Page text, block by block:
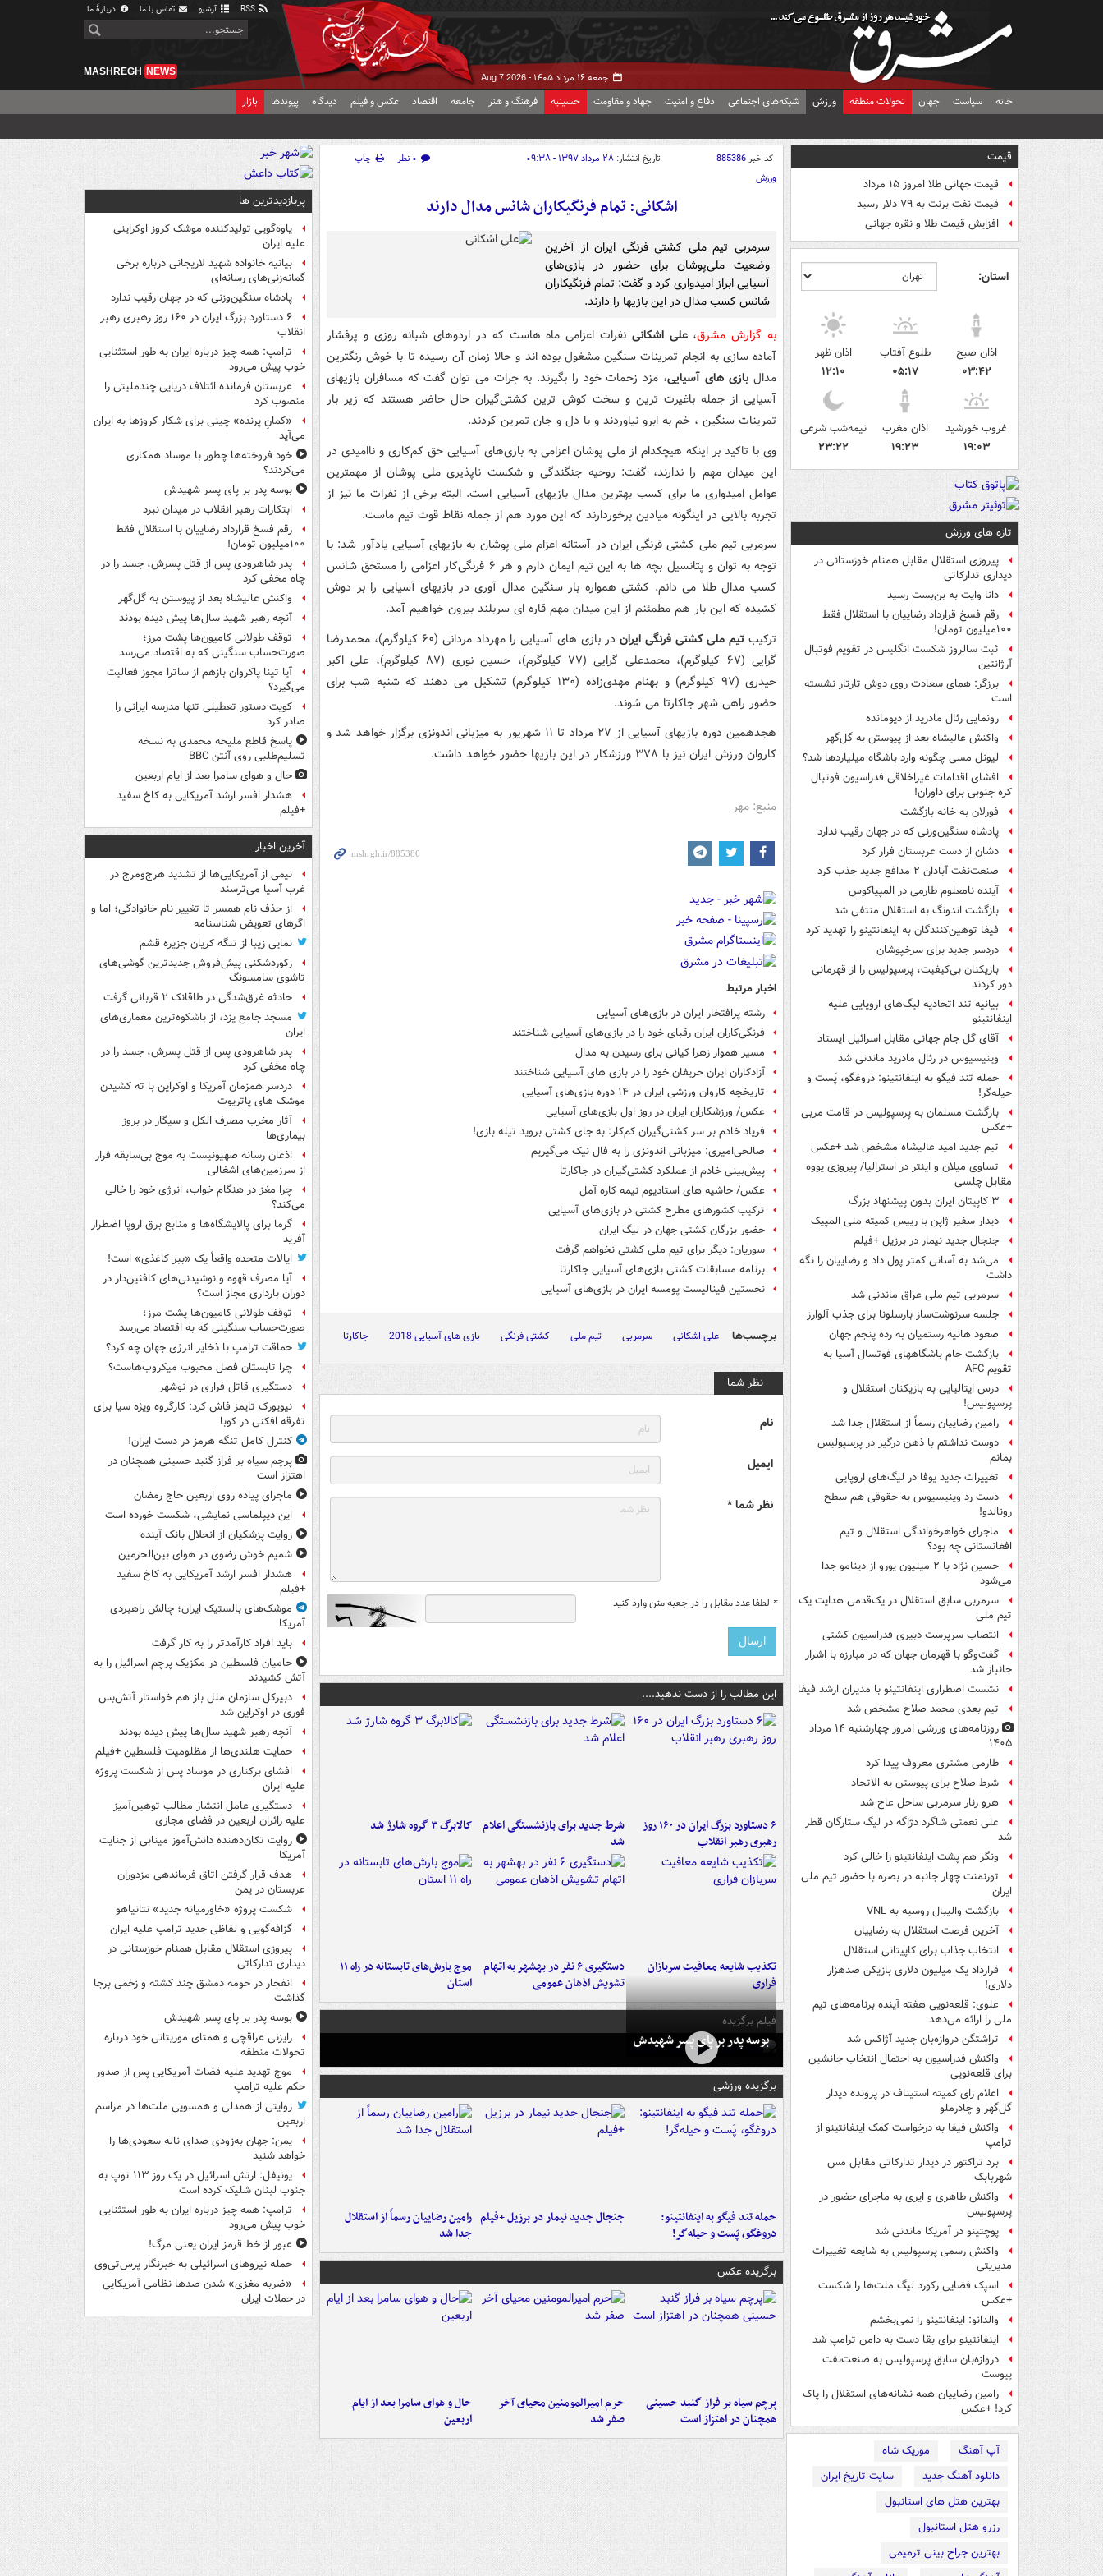
آرشیو تماس با ما دربارهٔ ما
جمعه ۱۶ مرداد ۱۴۰۵ - Aug 7 2026
MASHREGH NEWS
خانه سیاست جهان تحولات منطقه ورزش شبکه‌های اجتماعی دفاع و امنیت جهاد و مقاومت حسینیه فرهنگ و هنر جامعه اقتصاد عکس و فیلم دیدگاه پیوندها بازار
قیمت
قیمت جهانی طلا امروز ۱۵ مرداد
قیمت نفت برنت به ۷۹ دلار رسید
افزایش قیمت طلا و نقره جهانی
استان:
اذان صبح
۰۳:۴۲
طلوع آفتاب
۰۵:۱۷
اذان ظهر
۱۲:۱۰
غروب خورشید
۱۹:۰۳
اذان مغرب
۱۹:۲۳
نیمه‌شب شرعی
۲۳:۲۲
تازه های ورزش
پیروزی استقلال مقابل همنام خوزستانی در
دیداری تدارکاتی
دانا وایت به بن‌بست رسید
رقم فسخ قرارداد رضاییان با استقلال فقط
۱۰۰میلیون تومان!
ثبت سالروز شکست انگلیس در تقویم فوتبال
آرژانتین
برزگر: همای سعادت روی دوش تارتار نشسته
است
رونمایی رئال مادرید از دیومانده
واکنش عالیشاه بعد از پیوستن به گل‌گهر
لیونل مسی چگونه وارد باشگاه میلیاردها شد؟
افشای اقدامات غیراخلاقی فدراسیون فوتبال
کره جنوبی برای داوران!
فورلان به خانه بازگشت
پادشاه سنگین‌وزنی که در جهان رقیب ندارد
دشان از دست عربستان فرار کرد
صنعت‌نفت آبادان ۲ مدافع جدید جذب کرد
آینده نامعلوم طارمی در المپیاکوس
بازگشت اندونگ به استقلال منتفی شد
فیفا توهین‌کنندگان به اینفانتینو را تهدید کرد
دردسر جدید برای سرخپوشان
بازیکنان بی‌کیفیت، پرسپولیس را از قهرمانی
دور کردند
بیانیه تند اتحادیه لیگ‌های اروپایی علیه
اینفانتینو
آقای گل جام جهانی مقابل اسرائیل ایستاد
وینیسیوس در رئال مادرید ماندنی شد
حمله تند فیگو به اینفانتینو: دروغگو، پَست‌ و
حیله‌گر!
بازگشت مسلمان به پرسپولیس در قامت مربی
+عکس
تیم جدید امید عالیشاه مشخص شد +عکس
تساوی میلان و اینتر در استرالیا/ پیروزی یووه
مقابل چلسی
۳ کاپیتان ایران بدون پیشنهاد بزرگ
دیدار سفیر ژاپن با رییس کمیته ملی المپیک
جنجال جدید نیمار در برزیل +فیلم
می‌شد به آسانی کمتر پول داد و رضاییان را نگه
داشت
سرمربی تیم ملی عراق ماندنی شد
جلسه سرنوشت‌ساز بارسلونا برای جذب آلوارز
صعود هانیه رستمیان به رده پنجم جهان
بازگشت جام باشگاههای فوتسال آسیا به
تقویم AFC
درس ایتالیایی‌ به بازیکنان استقلال و
پرسپولیس!
رامین رضاییان رسماً از استقلال جدا شد
دوست نداشتم با ذهن درگیر در پرسپولیس
بمانم
تغییرات جدید یوفا در لیگ‌های اروپایی
دست رد وینیسیوس به حقوقی هم سطح
رونالدو!
ماجرای خواهرخواندگی استقلال و تیم
افغانستانی چه بود؟
حسین نژاد با ۲ میلیون یورو از دینامو جدا
می‌شود
سرمربی سابق استقلال در یک‌قدمی هدایت یک
تیم ملی
انتصاب سرپرست دبیری فدراسیون کشتی
گفت‌وگو با قهرمان جهان که در مبارزه با اشرار
جانباز شد
نشست اضطراری اینفانتینو با مدیران ارشد فیفا
تیم بعدی محمد صلاح مشخص شد
روزنامه‌های ورزشی امروز چهارشنبه ۱۴ مرداد
۱۴۰۵
طارمی مشتری معروف پیدا کرد
شرط صلاح برای پیوستن به الاتحاد
هرو رنار سرمربی ساحل عاج شد
علی نعمتی شاگرد دژاگه در لیگ ستارگان قطر
شد
ونگر هم پشت اینفانتینو را خالی کرد
تورنمنت چهار جانبه در بصره با حضور تیم ملی
ایران
بازگشت والیبال روسیه به VNL
آخرین فرصت استقلال به رضاییان
انتخاب جذاب برای کاپیتانی استقلال
قرارداد یک میلیون دلاری بازیکن صدهزار
دلاری!
علوی: قلعه‌نویی هفته آینده برنامه‌های تیم
ملی را ارائه می‌دهد
تراِشتگن دروازه‌بان جدید آژاکس شد
واکنش فدراسیون به احتمال انتخاب جانشین
برای قلعه‌نویی
اعلام رای کمیته استیناف در پرونده دیدار
گل‌گهر و چادرملو
واکنش فیفا به درخواست کمک اینفانتینو از
ترامپ
برد تراکتور در دیدار تدارکاتی مقابل مس
شهربابک
واکنش طاهری و ایری به ماجرای حضور در
پرسپولیس
پوچتینو در آمریکا ماندنی شد
واکنش رسمی پرسپولیس به شایعه تغییرات
مدیریتی
اسپک فضایی رکورد لیگ ملت‌ها را شکست
+عکس
والدانو: اینفانتینو را نمی‌بخشم
اینفانتینو برای بقا دست به دامن ترامپ شد
دروازه‌بان سابق پرسپولیس به صنعت‌نفت
پیوست
رامین رضاییان همه نشانه‌های استقلال را پاک
کرد! +عکس
آپ آهنگ
موزیک شاه
دانلود آهنگ جدید
سایت تاریخ ایران
بهترین هتل های استانبول
رزرو هتل استانبول
بهترین جراح بینی ترمیمی
کد خبر885386 تاریخ انتشار: ۲۸ مرداد ۱۳۹۷ - ۰۹:۳۸ ۰ نظر
چاپ
ورزش
اشکانی: تمام فرنگی‎کاران شانس مدال دارند
سرمربی تیم ملی کشتی فرنگی ایران از آخرین
وضعیت ملی‌پوشان برای حضور در بازی‌های
آسیایی ابراز امیدواری کرد و گفت: تمام فرنگی‎کاران
شانس کسب مدال در این بازی‎ها را دارند.
به گزارش مشرق،علی اشکانی نفرات اعزامی ماه هاست که در اردوهای شبانه روزی و پرفشار
آماده سازی به انجام تمرینات سنگین مشغول بوده اند و حالا زمان آن رسیده تا با خوش رنگترین
مدال بازی های آسیایی، مزد زحمات خود را بگیرند. به جرات می توان گفت که مسافران بازیهای
آسیایی از جمله باغیرت ترین و سخت کوش ترین کشتی‌گیران حال حاضر هستند که زیر بار
تمرینات سنگین ، خم به ابرو نیاوردند و با دل و جان تمرین کردند.
وی با تاکید بر اینکه هیچکدام از ملی پوشان اعزامی به بازی‌های آسیایی حق کم‌کاری و ناامیدی در
این میدان مهم را ندارند، گفت: روحیه جنگندگی و شکست ناپذیری ملی پوشان از مهمترین
عوامل امیدواری ما برای کسب بهترین مدال بازیهای آسیایی است. البته برخی از نفرات ما نیز از
تجربه بالایی در اینگونه میادین برخوردارند که این مورد هم از جمله نقاط قوت تیم ماست.
سرمربی تیم ملی کشتی فرنگی ایران در آستانه اعزام ملی پوشان به بازیهای آسیایی یادآور شد: با
توجه به توان و پتانسیل بچه ها به این تیم ایمان دارم و هر ۶ فرنگی‌کار اعزامی را مستحق شانس
کسب مدال طلا می دانم. کشتی همواره بار سنگین مدال آوری در بازیهای آسیایی را بر دوش
کشیده که این بار هم مطمئنم از این میدان مهم قاره ای سربلند بیرون خواهیم آمد.
ترکیب تیم ملی کشتی فرنگی ایران
در بازی های آسیایی را مهرداد مردانی (۶۰ کیلوگرم)، محمدرضا
گرایی (۶۷ کیلوگرم)، محمدعلی گرایی (۷۷ کیلوگرم)، حسین نوری (۸۷ کیلوگرم)، علی اکبر
حیدری (۹۷ کیلوگرم) و بهنام مهدی‌زاده (۱۳۰ کیلوگرم) تشکیل می دهند که شنبه شب برای
حضور راهی شهر جاکارتا می شوند.
هجدهمین دوره بازیهای آسیایی از ۲۷ مرداد تا ۱۱ شهریور به میزبانی اندونزی برگزار خواهد شد و
کاروان ورزش ایران نیز با ۳۷۸ ورزشکار در این بازیها حضور خواهد داشت.
منبع: مهر
اخبار مرتبط
رشته پرافتخار ایران در بازی‌های آسیایی
فرنگی‌کاران ایران رقبای خود را در بازی‌های آسیایی شناختند
مسیر هموار زهرا کیانی برای رسیدن به مدال
آزادکاران ایران حریفان خود را در بازی های آسیایی شناختند
تاریخچه کاروان ورزشی ایران در ۱۴ دوره بازی‌های آسیایی
عکس/ ورزشکاران ایران در روز اول بازی‌های آسیایی
فریاد خادم بر سر کشتی‌گیران کم‌کار: به جای کشتی بروید تیله بازی!
صالحی‌امیری: میزبانی اندونزی را به فال نیک می‌گیریم
پیش‌بینی خادم از عملکرد کشتی‌گیران در جاکارتا
عکس/ حاشیه های استادیوم نیمه کاره آمل
ترکیب کشورهای مطرح کشتی در بازی‌های آسیایی
حضور بزرگان کشتی جهان در لیگ ایران
سوریان: دیگر برای تیم ملی کشتی نخواهم گرفت
برنامه مسابقات کشتی بازی‌های آسیایی جاکارتا
نخستین فینالیست پومسه ایران در بازی‌های آسیایی
برچسب‌ها علی اشکانی سرمربی تیم ملی کشتی فرنگی بازی های آسیایی 2018 جاکارتا
نظر شما
نام
ایمیل
نظر شما *
* لطفا عدد مقابل را در جعبه متن وارد کنید
این مطالب را از دست ندهید....
۶ دستاورد بزرگ ایران در ۱۶۰ روز
رهبری رهبر انقلاب
شرط جدید برای بازنشستگی اعلام
شد
کالابرگ ۳ گروه شارژ شد
تکذیب شایعه معافیت سربازان
فراری
دستگیری ۶ نفر در بهشهر به اتهام
تشویش اذهان عمومی
موج بارش‌های تابستانه در راه ۱۱
استان
فیلم برگزیده
بوسه‌ پدر بر پای پسر شهیدش
برگزیده ورزشی
حمله تند فیگو به اینفانتینو:
دروغگو، پَست‌ و حیله‌گر!
جنجال جدید نیمار در برزیل +فیلم رامین رضاییان رسماً از استقلال
جدا شد
برگزیده عکس
پرچم سیاه بر فراز گنبد حسینی
همچنان در اهتزاز است
حرم امیرالمومنین محیای آخر
صفر شد
حال و هوای سامرا بعد از ایام
اربعین
پربازدیدترین ها
یاوه‌گویی تولیدکننده موشک کروز اوکراینی
علیه ایران
بیانیه خانواده شهید لاریجانی درباره برخی
گمانه‌زنی‌های رسانه‌ای
پادشاه سنگین‌وزنی که در جهان رقیب ندارد
۶ دستاورد بزرگ ایران در ۱۶۰ روز رهبری رهبر
انقلاب
ترامپ: همه چیز درباره ایران به طور استثنایی
خوب پیش می‌رود
عربستان فرمانده ائتلاف دریایی چندملیتی را
منصوب کرد
«کمانِ پرنده» چینی برای شکار کروزها به ایران
می‌آید
خود فروخته‌ها چطور با موساد همکاری
می‌کردند؟
بوسه‌ پدر بر پای پسر شهیدش
ابتکارات رهبر انقلاب در میدان نبرد
رقم فسخ قرارداد رضاییان با استقلال فقط
۱۰۰میلیون تومان!
پدر شاهرودی پس از قتل پسرش، جسد را در
چاه مخفی کرد
واکنش عالیشاه بعد از پیوستن به گل‌گهر
آنچه رهبر شهید سال‌ها پیش دیده بودند
توقف طولانی کامیون‌ها پشت مرز؛
صورت‌حساب سنگینی که به اقتصاد می‌رسد
آیا تینا پاکروان بازهم از ساترا مجوز فعالیت
می‌گیرد؟
کویت دستور تعطیلی تنها مدرسه ایرانی را
صادر کرد
پاسخ قاطع ملیحه محمدی به نسخه
تسلیم‌طلبی روی آنتن BBC
حال و هوای سامرا بعد از ایام اربعین
هشدار افسر ارشد آمریکایی به کاخ سفید
+فیلم
آخرین اخبار
نیمی از آمریکایی‌ها از تشدید هرج‌ومرج در
غرب آسیا می‌ترسند
از حذف نام همسر تا تغییر نام خانوادگی؛ اما و
اگرهای تعویض شناسنامه
نمایی زیبا از تنگه کریان جزیره قشم
رکوردشکنی پیش‌فروش جدیدترین گوشی‌های
تاشوی سامسونگ
حادثه غرق‌شدگی در طاقانک ۲ قربانی گرفت
مسجد جامع یزد، از باشکوه‌ترین معماری‌های
ایران
پدر شاهرودی پس از قتل پسرش، جسد را در
چاه مخفی کرد
دردسر همزمان آمریکا و اوکراین با ته کشیدن
موشک های پاتریوت
آثار مخرب مصرف الکل و سیگار در بروز
بیماری‌ها
اذعان رسانه صهیونیست به موج بی‌سابقه فرار
از سرزمین‌های اشغالی
چرا مغز در هنگام خواب، انرژی خود را خالی
می‌کند؟
گرما برای پالایشگاه‌ها و منابع برق اروپا اضطرار
آفرید
ایالات متحده واقعاً یک «ببر کاغذی» است!
آیا مصرف قهوه و نوشیدنی‌های کافئین‌دار در
دوران بارداری مجاز است؟
توقف طولانی کامیون‌ها پشت مرز؛
صورت‌حساب سنگینی که به اقتصاد می‌رسد
حماقت ترامپ با ذخایر انرژی جهان چه کرد؟
چرا تابستان فصل محبوب میکروب‌هاست؟
دستگیری قاتل فراری در نوشهر
نیویورک تایمز فاش کرد: کارگروه ویژه سیا برای
تفرقه افکنی در کوبا
کنترل کامل تنگه هرمز در دست ایران!
پرچم سیاه بر فراز گنبد حسینی همچنان در
اهتزاز است
ماجرای پیاده روی اربعین حاج رمضان
این دیپلماسی نمایشی، شکست خورده است
روایت پزشکیان از انحلال بانک آینده
شمیم خوش رضوی در هوای بین‌الحرمین
هشدار افسر ارشد آمریکایی به کاخ سفید
+فیلم
موشک‌های بالستیک ایران؛ چالش راهبردی
آمریکا
باید افراد کارآمدتر را به کار گرفت
حامیان فلسطین در مکزیک پرچم اسرائیل را به
آتش کشیدند
دبیرکل سازمان ملل باز هم خواستار آتش‌بس
فوری در اوکراین شد
آنچه رهبر شهید سال‌ها پیش دیده بودند
حمایت هلندی‌ها از مظلومیت فلسطین +فیلم
افشای برکناری در موساد پس از شکست پروژه
علیه ایران
دستگیری عامل انتشار مطالب توهین‌آمیز
علیه زائران اربعین در فضای مجازی
روایت تکان‌دهنده دانش‌آموز مینابی از جنایت
آمریکا
هدف قرار گرفتن اتاق‌ فرماندهی مزدوران
عربستان در یمن
شکست پروژه «خاورمیانه جدید» نتانیاهو
گزافه‌گویی و لفاظی جدید ترامپ علیه ایران
پیروزی استقلال مقابل همنام خوزستانی در
دیداری تدارکاتی
انفجار در حومه دمشق چند کشته و زخمی برجا
گذاشت
بوسه‌ پدر بر پای پسر شهیدش
رایزنی عراقچی و همتای موریتانی خود درباره
تحولات منطقه
موج تهدید علیه قضات آمریکایی پس از صدور
حکم علیه ترامپ
روایتی از همدلی و همسویی ملت‌ها در مراسم
اربعین
یمن: جهان به‌زودی صدای ناله سعودی‌ها را
خواهد شنید
یونیفل: ارتش اسرائیل در یک روز ۱۱۳ توپ به
جنوب لبنان شلیک کرده است
ترامپ: همه چیز درباره ایران به طور استثنایی
خوب پیش می‌رود
عبور از خط قرمز ایران یعنی مرگ!
حمله نیروهای اسرائیلی به خبرنگار پرس‌تی‌وی
«ضربه مغزی» شدن صدها نظامی آمریکایی
در حملات ایران